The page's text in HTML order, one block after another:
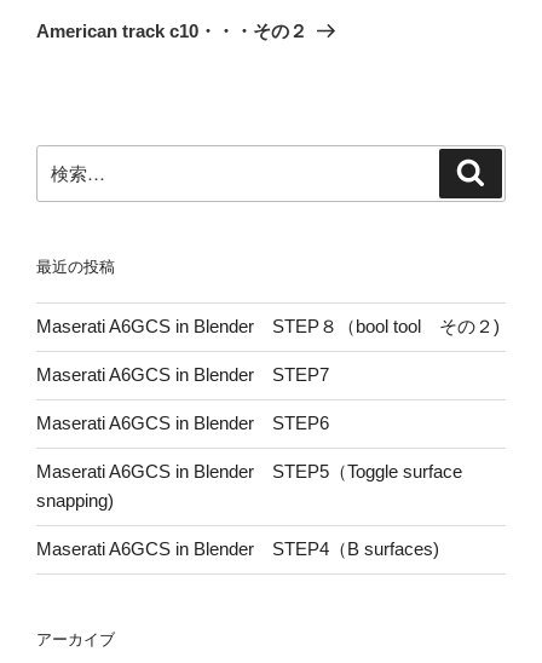
ゲ
ン
の
American track c10・・・その２
索:
最近の投稿
Maserati A6GCS in Blender STEP８（bool tool その２)
Maserati A6GCS in Blender STEP7
Maserati A6GCS in Blender STEP6
Maserati A6GCS in Blender STEP5（Toggle surface
snapping)
Maserati A6GCS in Blender STEP4（B surfaces)
アーカイブ